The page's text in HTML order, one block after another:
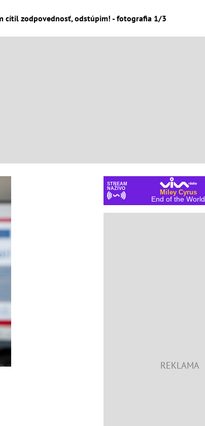
cítil zodpovednosť, odstúpim! - fotografia 1/3
STREAM
NAŽIVO
Miley Cyrus
End of the World